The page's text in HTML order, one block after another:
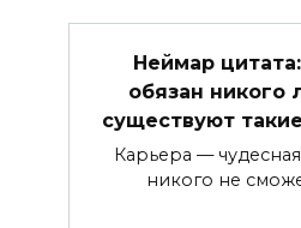
Неймар
обязан никого
существуют
Карьера —
никого не